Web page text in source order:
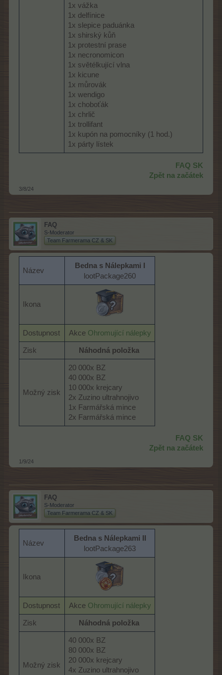
1x vážka
1x delfínice
1x slepice paduánka
1x shirský kůň
1x protestní prase
1x necronomicon
1x světélkující vlna
1x kicune
1x můrovák
1x wendigo
1x choboťák
1x chrlič
1x trollifant
1x kupón na pomocníky (1 hod.)
1x párty lístek​
FAQ SK
Zpět na začátek
3/8/24
FAQ
S-Moderator
Team Farmerama CZ & SK
Název
Bedna s Nálepkami I
lootPackage260
Ikona
Dostupnost Akce Ohromující nálepky
Zisk Náhodná položka
Možný zisk
20 000x BZ
40 000x BZ
10 000x krejcary
2x Zuzino ultrahnojivo
1x Farmářská mince
2x Farmářská mince
FAQ SK
Zpět na začátek
1/9/24
FAQ
S-Moderator
Team Farmerama CZ & SK
Název
Bedna s Nálepkami II
lootPackage263
Ikona
Dostupnost Akce Ohromující nálepky
Zisk Náhodná položka
Možný zisk
40 000x BZ
80 000x BZ
20 000x krejcary
4x Zuzino ultrahnojivo